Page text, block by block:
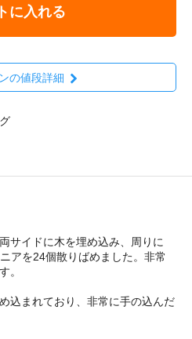
に入れる
の値段詳細
サイドに木を埋め込み、周りに
アを24個散りばめました。非常
。
込まれており、非常に手の込んだ